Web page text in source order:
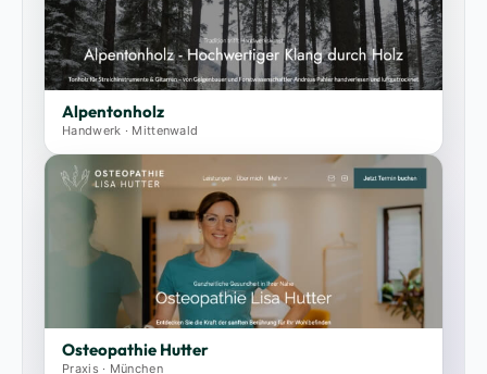
Alpentonholz
Handwerk · Mittenwald
Osteopathie Hutter
Praxis · München